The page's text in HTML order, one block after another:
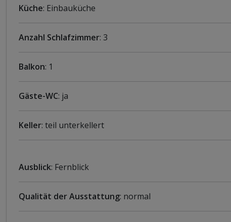
Küche: Einbauküche
Anzahl Schlafzimmer: 3
Balkon: 1
Gäste-WC: ja
Keller: teil unterkellert
Ausblick: Fernblick
Qualität der Ausstattung: normal